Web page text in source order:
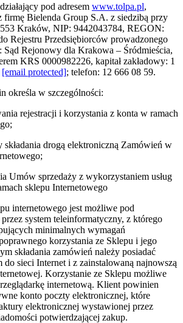
pod adresem www.tolpa.pl,
firmę Bielenda Group S.A. z siedzibą przy
Kraków, NIP: 9442043784, REGON:
Rejestru Przedsiębiorców prowadzonego
Sąd Rejonowy dla Krakowa – Śródmieścia,
KRS 0000982226, kapitał zakładowy: 1
[email protected]; telefon: 12 666 08 59.
określa w szczególności:
rejestracji i korzystania z konta w ramach
składania drogą elektroniczną Zamówień w
Umów sprzedaży z wykorzystaniem usług
sklepu Internetowego
internetowego jest możliwe pod
system teleinformatyczny, z którego
minimalnych wymagań
korzystania ze Sklepu i jego
składania zamówień należy posiadać
do sieci Internet i z zainstalowaną najnowszą
Korzystanie ze Sklepu możliwe
internetową. Klient powinien
konto poczty elektronicznej, które
elektronicznej wystawionej przez
potwierdzającej zakup.